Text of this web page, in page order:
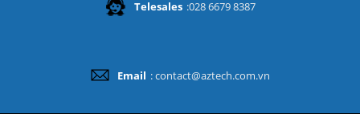
Telesales :028 6679 8387
Email : contact@aztech.com.vn